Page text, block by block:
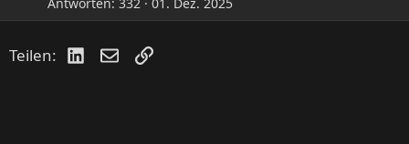
Teilen: LinkedIn
E-MailLink